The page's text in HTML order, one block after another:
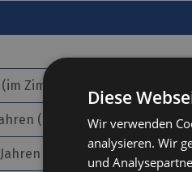
Zimmer der Eltern)
(im Zimmer der Eltern)
(im Zimmer der Eltern)
Diese
Wir verwenden
analysieren. Wir
und